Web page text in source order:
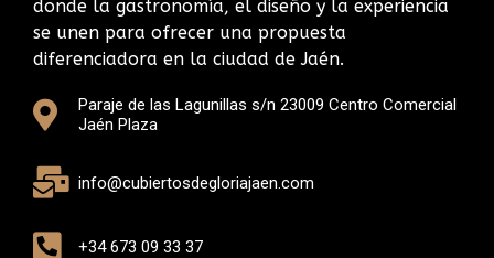
donde la gastronomía, el diseño y la experiencia
se unen para ofrecer una propuesta
diferenciadora en la ciudad de Jaén.
Paraje de las Lagunillas s/n 23009 Centro Comercial
Jaén Plaza
info@cubiertosdegloriajaen.com
+34 673 09 33 37